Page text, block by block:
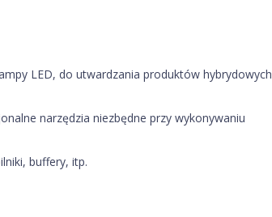
LED, do utwardzania produktów hybrydowych
narzędzia niezbędne przy wykonywaniu
buffery, itp.